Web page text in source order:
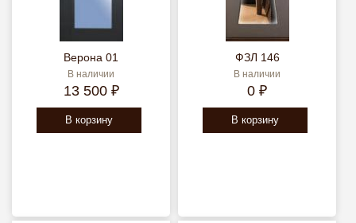
Верона 01
В наличии
13 500 ₽
В корзину
ФЗЛ 146
В наличии
0 ₽
В корзину